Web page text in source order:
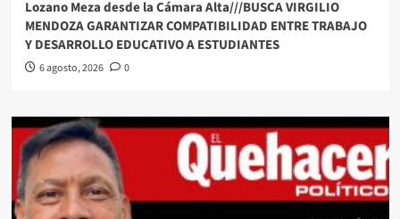
Lozano Meza desde la Cámara Alta///BUSCA VIRGILIO
MENDOZA GARANTIZAR COMPATIBILIDAD ENTRE TRABAJO
Y DESARROLLO EDUCATIVO A ESTUDIANTES
6 agosto, 2026 0